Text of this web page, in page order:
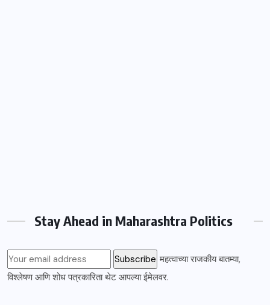
Stay Ahead in Maharashtra Politics
महत्वाच्या राजकीय बातम्या,
विश्लेषण आणि शोध पत्रकारिता थेट आपल्या ईमेलवर.